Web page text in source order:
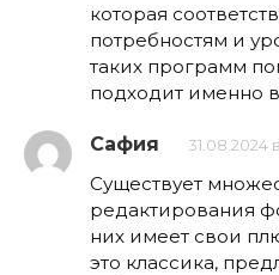
которая
потребностям и
таких программ
подходит именно
Сафия 31.08.2024
Существует
редактирования
них имеет свои
это классика,